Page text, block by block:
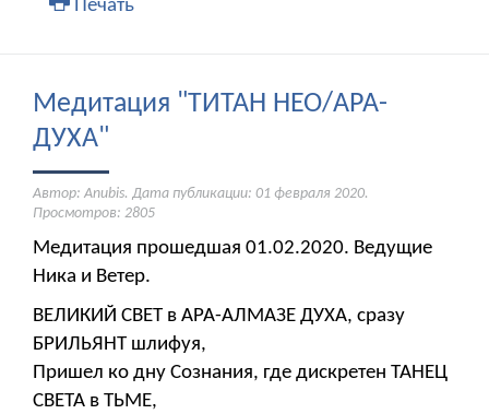
Печать
Медитация "ТИТАН НЕО/АРА-
ДУХА"
Автор: Anubis. Дата публикации: 01 февраля 2020.
Просмотров: 2805
Медитация прошедшая 01.02.2020. Ведущие
Ника и Ветер.
ВЕЛИКИЙ СВЕТ в АРА-АЛМАЗЕ ДУХА, сразу
БРИЛЬЯНТ шлифуя,
Пришел ко дну Сознания, где дискретен ТАНЕЦ
СВЕТА в ТЬМЕ,